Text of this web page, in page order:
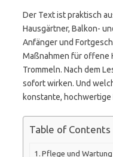
Der Text ist praktisch
Hausgärtner, Balkon-
Anfänger und
Maßnahmen für offene
Trommeln. Nach dem
sofort wirken. Und
konstante,
Table of Contents
Pflege und